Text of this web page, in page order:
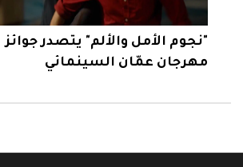
"نجوم الأمل والألم" يتصدر جوائز
مهرجان عمّان السينمائي